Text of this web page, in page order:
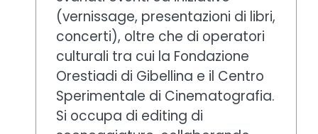
(vernissage, presentazioni di libri,
concerti), oltre che di operatori
culturali tra cui la Fondazione
Orestiadi di Gibellina e il Centro
Sperimentale di Cinematografia.
Si occupa di editing di